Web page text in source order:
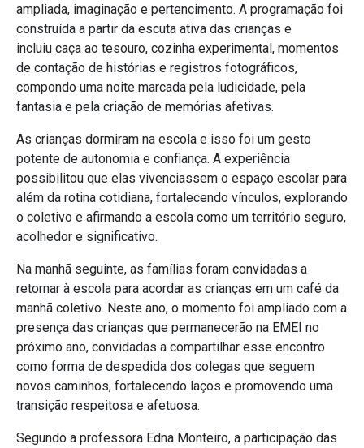
ampliada, imaginação e pertencimento. A programação foi
construída a partir da escuta ativa das crianças e
incluiu caça ao tesouro, cozinha experimental, momentos
de contação de histórias e registros fotográficos,
compondo uma noite marcada pela ludicidade, pela
fantasia e pela criação de memórias afetivas.
As crianças dormiram na escola e isso foi um gesto
potente de autonomia e confiança. A experiência
possibilitou que elas vivenciassem o espaço escolar para
além da rotina cotidiana, fortalecendo vínculos, explorando
o coletivo e afirmando a escola como um território seguro,
acolhedor e significativo.
Na manhã seguinte, as famílias foram convidadas a
retornar à escola para acordar as crianças em um café da
manhã coletivo. Neste ano, o momento foi ampliado com a
presença das crianças que permanecerão na EMEI no
próximo ano, convidadas a compartilhar esse encontro
como forma de despedida dos colegas que seguem
novos caminhos, fortalecendo laços e promovendo uma
transição respeitosa e afetuosa.
Segundo a professora Edna Monteiro, a participação das